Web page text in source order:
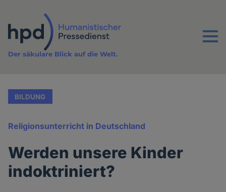
Inhalt
Menu
Der säkulare Blick auf die Welt.
BILDUNG
Religionsunterricht in Deutschland
Werden unsere Kinder
indoktriniert?